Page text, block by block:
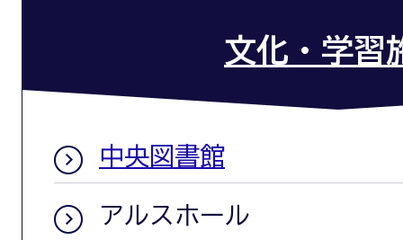
文化・学習
中央図書館
アルスホール